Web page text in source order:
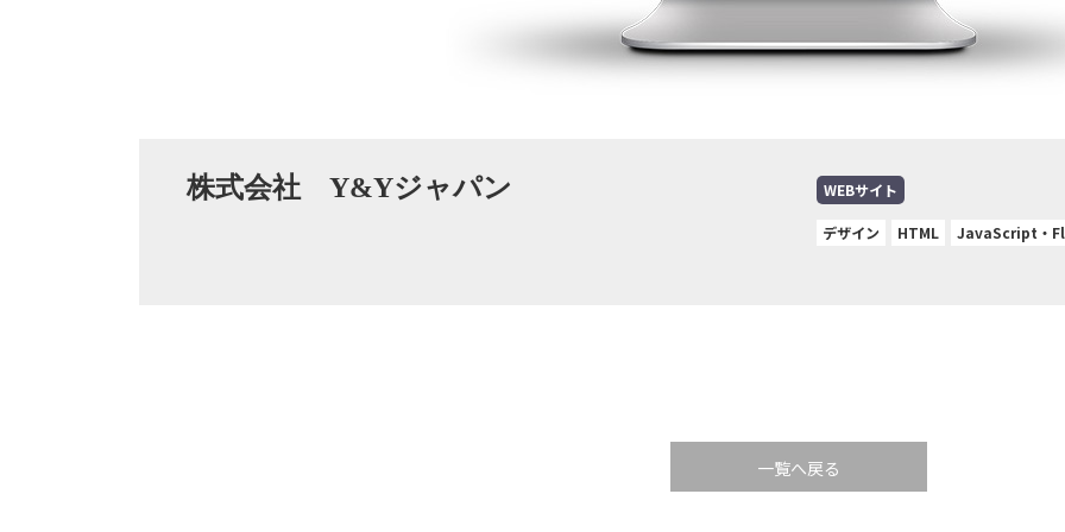
株式会社 Y&Yジャパン WEBサイト
デザイン HTML JavaScript・
一覧へ戻る